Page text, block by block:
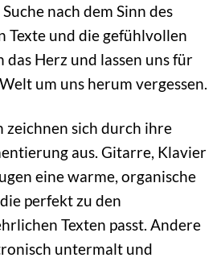
nach dem Sinn des
Texte und die gefühlvollen
Herz und lassen uns für
um uns herum vergessen.
zeichnen sich durch ihre
aus. Gitarre, Klavier
eine warme, organische
perfekt zu den
Texten passt. Andere
untermalt und